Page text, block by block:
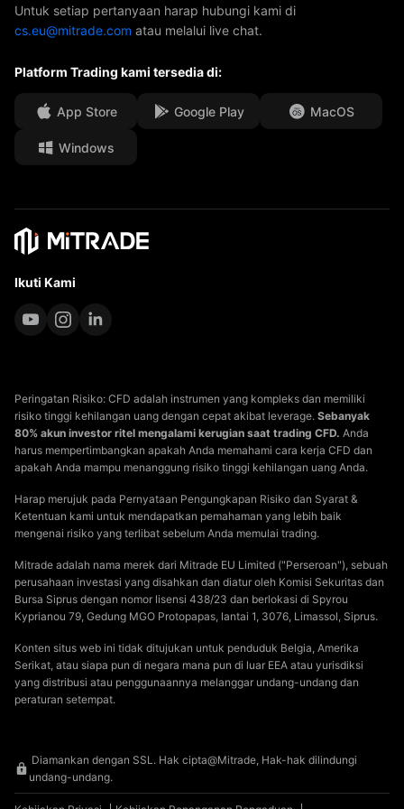
Penghargaan Kami
Pusat Media
kesempatan Kerja
Dokumen Hukum
Pusat Bantuan
FAQ
Untuk setiap pertanyaan harap hubungi kami di
cs.eu@mitrade.com atau melalui live chat.
Platform Trading kami tersedia di:
App Store Google Play MacOS
Windows
Ikuti Kami
Peringatan Risiko: CFD adalah instrumen yang kompleks dan memiliki
risiko tinggi kehilangan uang dengan cepat akibat leverage. Sebanyak
80% akun investor ritel mengalami kerugian saat trading CFD. Anda
harus mempertimbangkan apakah Anda memahami cara kerja CFD dan
apakah Anda mampu menanggung risiko tinggi kehilangan uang Anda.
Harap merujuk pada Pernyataan Pengungkapan Risiko dan Syarat &
Ketentuan kami untuk mendapatkan pemahaman yang lebih baik
mengenai risiko yang terlibat sebelum Anda memulai trading.
Mitrade adalah nama merek dari Mitrade EU Limited ("Perseroan"), sebuah
perusahaan investasi yang disahkan dan diatur oleh Komisi Sekuritas dan
Bursa Siprus dengan nomor lisensi 438/23 dan berlokasi di Spyrou
Kyprianou 79, Gedung MGO Protopapas, lantai 1, 3076, Limassol, Siprus.
Konten situs web ini tidak ditujukan untuk penduduk Belgia, Amerika
Serikat, atau siapa pun di negara mana pun di luar EEA atau yurisdiksi
yang distribusi atau penggunaannya melanggar undang-undang dan
peraturan setempat.
Diamankan dengan SSL. Hak cipta@Mitrade, Hak-hak dilindungi
undang-undang.